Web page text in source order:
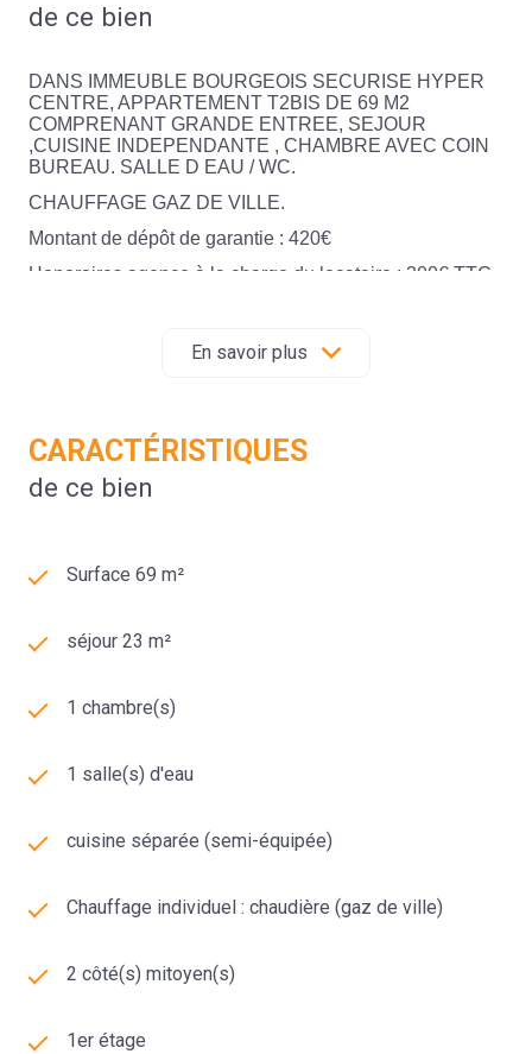
de ce bien
DANS IMMEUBLE BOURGEOIS SECURISE HYPER
CENTRE, APPARTEMENT T2BIS DE 69 M2
COMPRENANT GRANDE ENTREE, SEJOUR
,CUISINE INDEPENDANTE , CHAMBRE AVEC COIN
BUREAU. SALLE D EAU / WC.
CHAUFFAGE GAZ DE VILLE.
Montant de dépôt de garantie : 420€
Honoraires agence à la charge du locataire : 300€ TTC
exposé sont disponibles sur le site Géorisques :
Les informations sur les risques auxquels ce bien est
exposé sont disponibles sur le site
En savoir plus
CARACTÉRISTIQUES
de ce bien
Surface 69 m²
séjour 23 m²
1 chambre(s)
1 salle(s) d'eau
cuisine séparée (semi-équipée)
Chauffage individuel : chaudière (gaz de ville)
2 côté(s) mitoyen(s)
1er étage